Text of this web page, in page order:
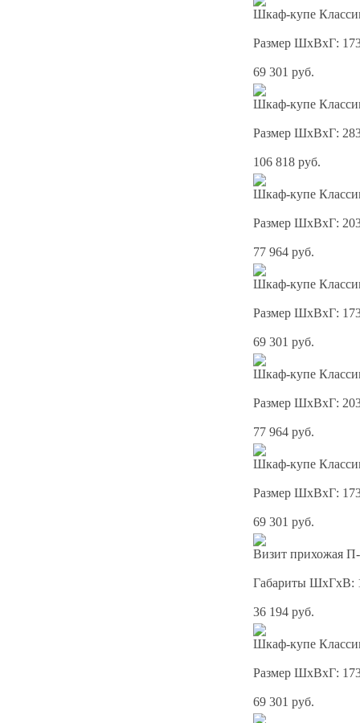
Шкаф-купе
Размер ШхВхГ:
69 301 руб.
Шкаф-купе
Размер ШхВхГ:
106 818 руб.
Шкаф-купе
Размер ШхВхГ:
77 964 руб.
Шкаф-купе
Размер ШхВхГ:
69 301 руб.
Шкаф-купе
Размер ШхВхГ:
77 964 руб.
Шкаф-купе
Размер ШхВхГ:
69 301 руб.
Визит прихожая П-
Габариты ШхГхВ:
36 194 руб.
Шкаф-купе
Размер ШхВхГ:
69 301 руб.